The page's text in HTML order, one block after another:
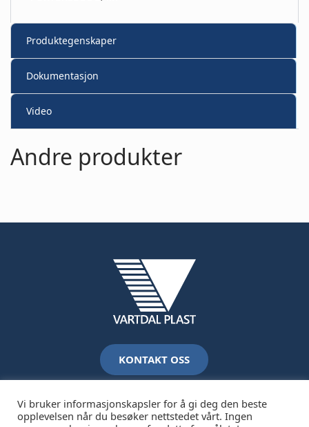
Produktegenskaper
Dokumentasjon
Video
Andre produkter
KONTAKT OSS
Vi bruker informasjonskapsler for å gi deg den beste
opplevelsen når du besøker nettstedet vårt. Ingen